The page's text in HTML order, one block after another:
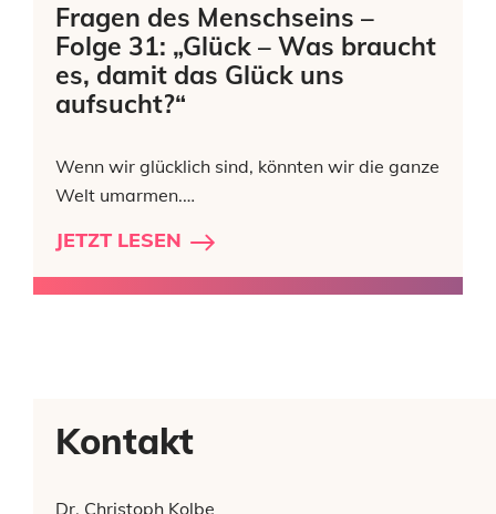
Fragen des Menschseins –
Folge 31: „Glück – Was braucht
es, damit das Glück uns
aufsucht?“
Wenn wir glücklich sind, könnten wir die ganze
Welt umarmen.…
JETZT LESEN
Kontakt
Dr. Christoph Kolbe